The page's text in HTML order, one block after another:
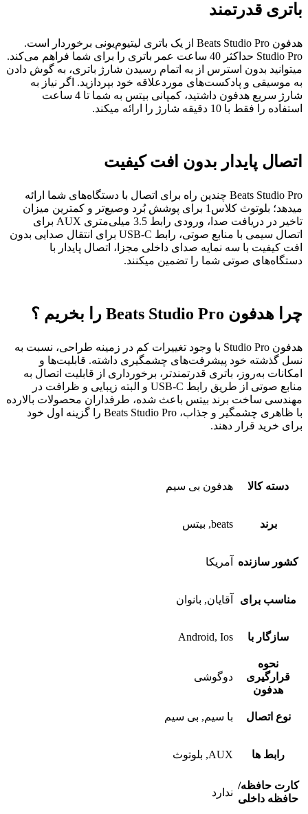
باتری قدرتمند
هدفون Beats Studio Pro از یک باتری لیتیوم‌یونی برخوردار است.
Studio Pro حداکثر 40 ساعت عمر باتری را برای شما فراهم می‌کند.
میتوانید بدون استرس از به اتمام رسیدن شارژ باتری، به گوش‌ دادن
به موسیقی و پادکست‌های موردعلاقه خود بپردازید. اگر نیاز به
شارژ سریع هدفون داشتید، کمپانی بیتس به شما تا 4 ساعت
استفاده را فقط با 10 دقیقه شارژ را ارائه میکند.
اتصال پایدار بدون افت کیفیت
Beats Studio Pro چندین راه برای اتصال با دستگاه‌های شما ارائه
میدهد؛ بلوتوث کلاس1 برای پوشش بُرد وصیع‌تر و کمترین میزان
تاخیر در دریافت صدا، ورودی رابط 3.5 میلی‌متری AUX برای
اتصال سیمی با منابع صوتی، رابط USB-C برای انتقال صدایی بدون
افت کیفیت با سه نمایه صدای داخلی مجزا، اتصال پایدار با
دستگاه‌های صوتی شما را تضمین میکنند.
چرا هدفون Beats Studio Pro را بخریم ؟
هدفون Studio Pro با وجود تغییرات کم در زمینه طراحی، نسبت به
نسل گذشته خود پیشرفت‌های چشمگیری داشته. قابلیت‌ها و
امکانات به‌روز، باتری قدرتمندتر، برخورداری از قابلیت اتصال به
منابع صوتی از طریق رابط USB-C و البته زیبایی و ظرافت در
مهندسی ساخت برند بیتس باعث شده، طرفداران محصولات بالارده
با ظاهری چشمگیر و جذاب، Beats Studio Pro را گزینه اول خود
برای خرید قرار دهند.
دسته کالا هدفون بی سیم
برند beats, بیتس
کشور سازنده آمریکا
مناسب برای آقایان, بانوان
سازگار با Android, Ios
نحوه
قرارگیری
هدفون
دوگوشی
نوع اتصال با سیم, بی سیم
رابط ها AUX, بلوتوث
کارت حافظه/
حافظه داخلی
ندارد